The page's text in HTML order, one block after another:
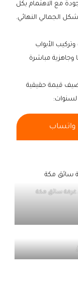
مع الاهتمام بكل
الجمالي النهائي.
الأبواب
وجاهزية مباشرة
قيمة حقيقية
واتساب
غرفة سائق مكة